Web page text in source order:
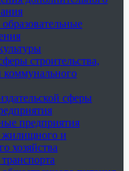
строительства,
сферы
предприятия
жилищного и
хозяйства